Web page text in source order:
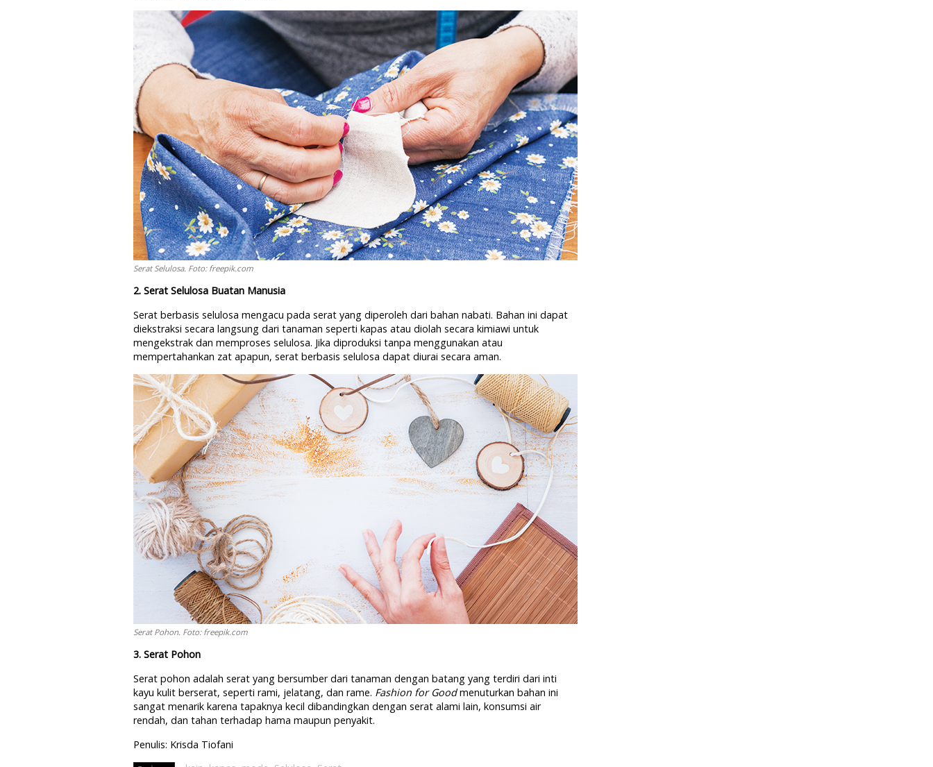
Serat Selulosa. Foto: freepik.com
2. Serat Selulosa Buatan Manusia
Serat berbasis selulosa mengacu pada serat yang diperoleh dari bahan nabati. Bahan ini dapat
diekstraksi secara langsung dari tanaman seperti kapas atau diolah secara kimiawi untuk
mengekstrak dan memproses selulosa. Jika diproduksi tanpa menggunakan atau
mempertahankan zat apapun, serat berbasis selulosa dapat diurai secara aman.
Serat Pohon. Foto: freepik.com
3. Serat Pohon
Serat pohon adalah serat yang bersumber dari tanaman dengan batang yang terdiri dari inti
kayu kulit berserat, seperti rami, jelatang, dan rame. Fashion for Goodmenuturkan bahan ini
sangat menarik karena tapaknya kecil dibandingkan dengan serat alami lain, konsumsi air
rendah, dan tahan terhadap hama maupun penyakit.
Penulis: Krisda Tiofani